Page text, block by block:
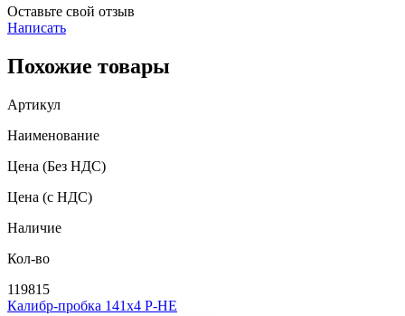
Оставьте свой отзыв
Написать
Похожие товары
Артикул
Наименование
Цена (Без НДС)
Цена (с НДС)
Наличие
Кол-во
119815
Калибр-пробка 141х4 Р-НЕ